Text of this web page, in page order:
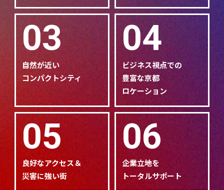
03
自然が近い
コンパクトシティ
04
ビジネス視点での
豊富な京都
ロケーション
05
良好なアクセス＆
災害に強い街
06
企業立地を
トータルサポート